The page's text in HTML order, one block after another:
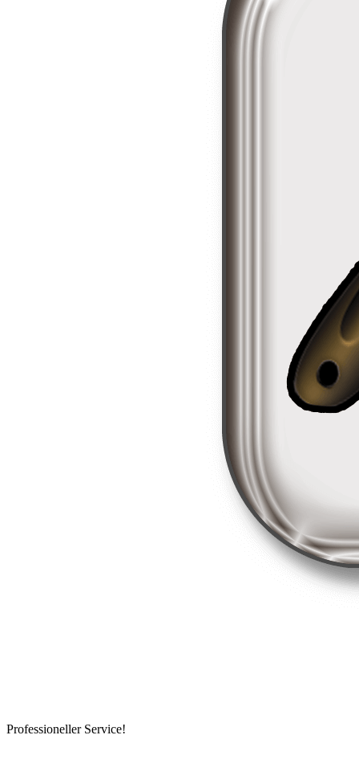
Professioneller Service!